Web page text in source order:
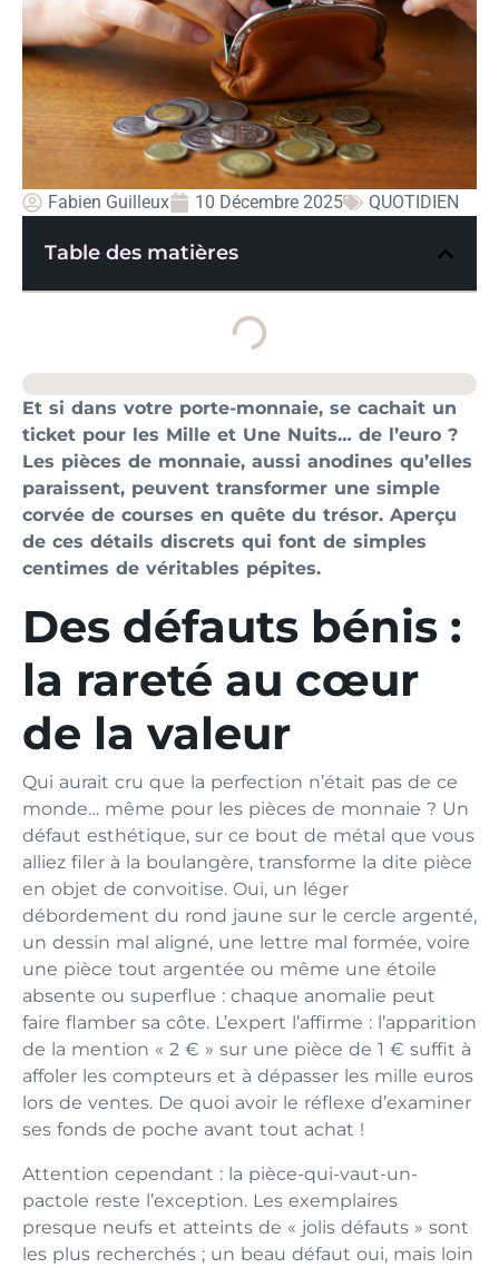
Fabien Guilleux 10 Décembre 2025 QUOTIDIEN
Table des matières
Et si dans votre porte-monnaie, se cachait un
ticket pour les Mille et Une Nuits… de l’euro ?
Les pièces de monnaie, aussi anodines qu’elles
paraissent, peuvent transformer une simple
corvée de courses en quête du trésor. Aperçu
de ces détails discrets qui font de simples
centimes de véritables pépites.
Des défauts bénis :
la rareté au cœur
de la valeur
Qui aurait cru que la perfection n’était pas de ce
monde… même pour les pièces de monnaie ? Un
défaut esthétique, sur ce bout de métal que vous
alliez filer à la boulangère, transforme la dite pièce
en objet de convoitise. Oui, un léger
débordement du rond jaune sur le cercle argenté,
un dessin mal aligné, une lettre mal formée, voire
une pièce tout argentée ou même une étoile
absente ou superflue : chaque anomalie peut
faire flamber sa côte. L’expert l’affirme : l’apparition
de la mention « 2 € » sur une pièce de 1 € suffit à
affoler les compteurs et à dépasser les mille euros
lors de ventes. De quoi avoir le réflexe d’examiner
ses fonds de poche avant tout achat !
Attention cependant : la pièce-qui-vaut-un-
pactole reste l’exception. Les exemplaires
presque neufs et atteints de « jolis défauts » sont
les plus recherchés ; un beau défaut oui, mais loin